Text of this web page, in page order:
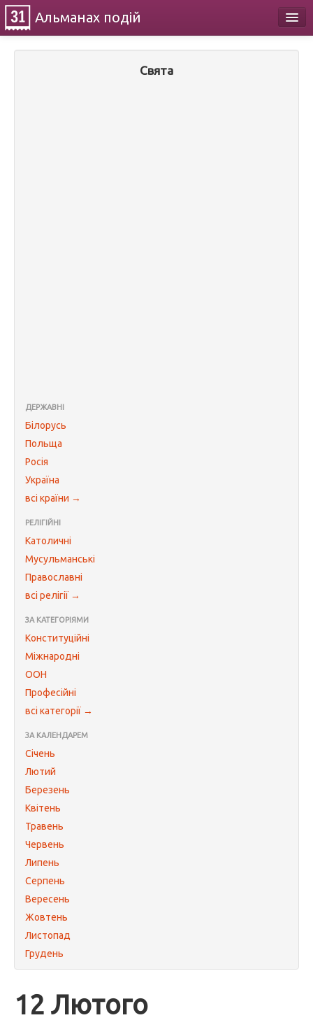
Альманах подій
Свята
ДЕРЖАВНІ
Білорусь
Польща
Росія
Україна
всі країни →
РЕЛІГІЙНІ
Католичні
Мусульманські
Православні
всі релігії →
ЗА КАТЕГОРІЯМИ
Конституційні
Міжнародні
ООН
Професійні
всі категорії →
ЗА КАЛЕНДАРЕМ
Січень
Лютий
Березень
Квітень
Травень
Червень
Липень
Серпень
Вересень
Жовтень
Листопад
Грудень
12 Лютого